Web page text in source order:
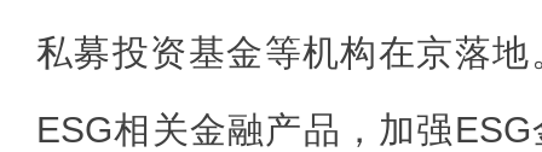
私募投资基金等机构在京落
ESG相关金融产品，加强